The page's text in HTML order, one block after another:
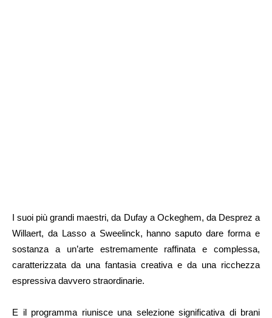
I suoi più grandi maestri, da Dufay a Ockeghem, da Desprez a
Willaert, da Lasso a Sweelinck, hanno saputo dare forma e
sostanza a un’arte estremamente raffinata e complessa,
caratterizzata da una fantasia creativa e da una ricchezza
espressiva davvero straordinarie.
E il programma riunisce una selezione significativa di brani